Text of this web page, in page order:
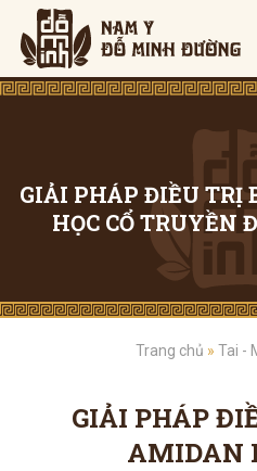
GIẢI PHÁP ĐIỀU TRỊ
HỌC CỔ TRUYỀN
Trang chủ » Tai -
GIẢI PHÁP
AMIDAN